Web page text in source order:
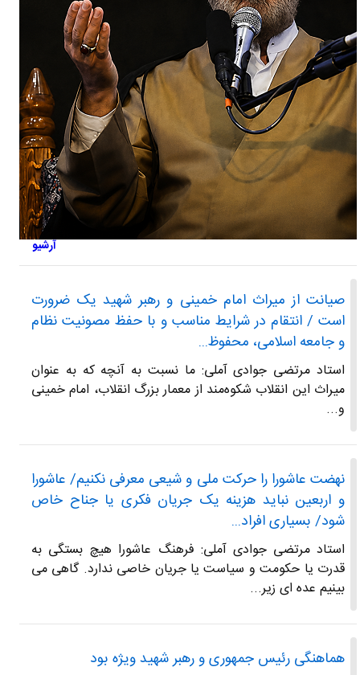
آرشیو
صیانت از میراث امام خمینی و رهبر شهید یک ضرورت
است / انتقام در شرایط مناسب و با حفظ مصونیت نظام
و جامعه اسلامی، محفوظ...
استاد مرتضی جوادی آملی: ما نسبت به آنچه که به عنوان
میراث این انقلاب شکوه‌مند از معمار بزرگ انقلاب، امام خمینی
و...
نهضت عاشورا را حرکت ملی و شیعی معرفی نکنیم/ عاشورا
و اربعین نباید هزینه یک جریان فکری یا جناح خاص
شود/ بسیاری افراد...
استاد مرتضی جوادی آملی: فرهنگ عاشورا هیچ بستگی به
قدرت یا حکومت و سیاست یا جریان خاصی ندارد. گاهی می
بینیم عده ای زیر...
هماهنگی رئیس جمهوری و رهبر شهید ویژه بود